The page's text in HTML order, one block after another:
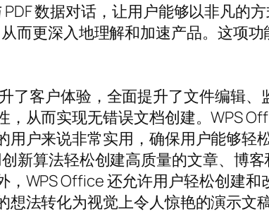
数据对话，让用户能够以非凡的
而更深入地理解和加速产品。这项
了客户体验，全面提升了文件编辑
从而实现无错误文档创建。WPS
户来说非常实用，确保用户能够轻
新算法轻松创建高质量的文章、博
WPS Office 还允许用户轻松创建
法转化为视觉上令人惊艳的演示文稿